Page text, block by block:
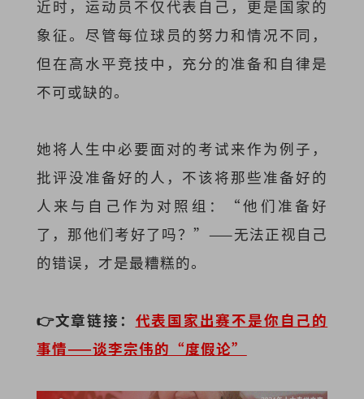
近时，运动员不仅代表自己，更是国家的
象征。尽管每位球员的努力和情况不同，
但在高水平竞技中，充分的准备和自律是
不可或缺的。
她将人生中必要面对的考试来作为例子，
批评没准备好的人，不该将那些准备好的
人来与自己作为对照组：“他们准备好
了，那他们考好了吗？”——无法正视自己
的错误，才是最糟糕的。
👉文章链接： 代表国家出赛不是你自己的
事情——谈李宗伟的“度假论”